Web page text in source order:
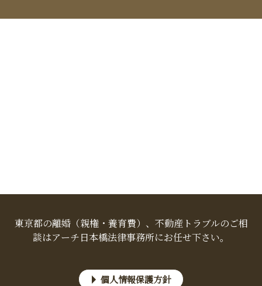
東京都の離婚（親権・養育費）、不動産トラブルのご相
談はアーチ日本橋法律事務所にお任せ下さい。
個人情報保護方針